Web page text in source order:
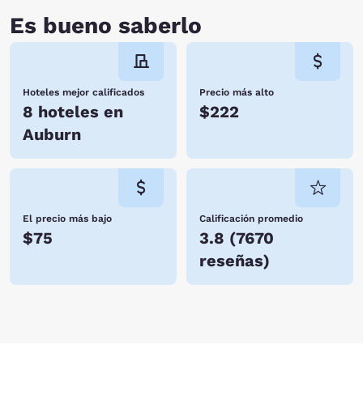
Es bueno saberlo
Hoteles mejor calificados
8 hoteles en
Auburn
Precio más alto
$222
El precio más bajo
$75
Calificación promedio
3.8 (7670
reseñas)